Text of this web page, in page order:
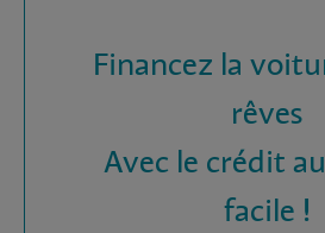
Financez la
rêves
Avec le crédit
facile !